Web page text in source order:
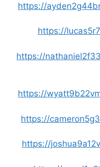
https://
https://
https://
https://
https://
https://